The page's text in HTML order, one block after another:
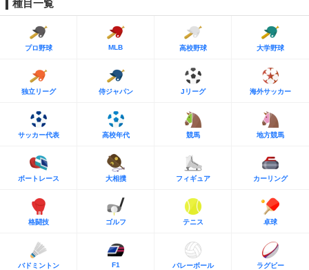
種目一覧
プロ野球 MLB 高校野球 大学野球
独立リーグ 侍ジャパン Jリーグ 海外サッカー
サッカー代表 高校年代 競馬 地方競馬
ボートレース 大相撲 フィギュア カーリング
格闘技 ゴルフ テニス 卓球
バドミントン F1 バレーボール ラグビー